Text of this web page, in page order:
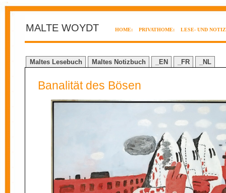
MALTE WOYDT HOME: PRIVATHOME: LESE- UND
Maltes Lesebuch Maltes Notizbuch _EN _FR _NL
Banalität des Bösen